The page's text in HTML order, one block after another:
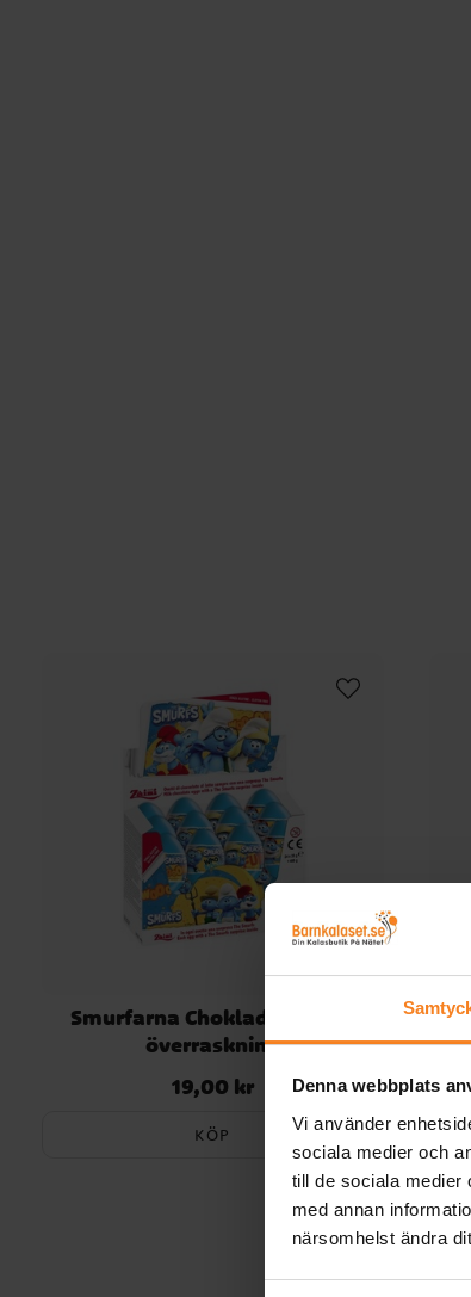
Denna webbplats
Vi använder
sociala medier och
till de sociala medier
med annan
närsomhelst ändra
Smurfarna Chokladägg med
överraskning
Pris:19,00 kr
19,00 kr
KÖP